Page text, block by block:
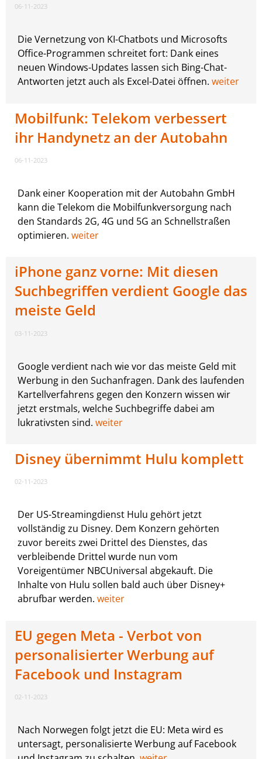
06-11-2023
Die Vernetzung von KI-Chatbots und Microsofts
Office-Programmen schreitet fort: Dank eines
neuen Windows-Updates lassen sich Bing-Chat-
Antworten jetzt auch als Excel-Datei öffnen. weiter
Mobilfunk: Telekom verbessert
ihr Handynetz an der Autobahn
06-11-2023
Dank einer Kooperation mit der Autobahn GmbH
kann die Telekom die Mobilfunkversorgung nach
den Standards 2G, 4G und 5G an Schnellstraßen
optimieren. weiter
iPhone ganz vorne: Mit diesen
Suchbegriffen verdient Google das
meiste Geld
03-11-2023
Google verdient nach wie vor das meiste Geld mit
Werbung in den Suchanfragen. Dank des laufenden
Kartellverfahrens gegen den Konzern wissen wir
jetzt erstmals, welche Suchbegriffe dabei am
lukrativsten sind. weiter
Disney übernimmt Hulu komplett
02-11-2023
Der US-Streamingdienst Hulu gehört jetzt
vollständig zu Disney. Dem Konzern gehörten
zuvor bereits zwei Drittel des Dienstes, das
verbleibende Drittel wurde nun vom
Voreigentümer NBCUniversal abgekauft. Die
Inhalte von Hulu sollen bald auch über Disney+
abrufbar werden. weiter
EU gegen Meta - Verbot von
personalisierter Werbung auf
Facebook und Instagram
02-11-2023
Nach Norwegen folgt jetzt die EU: Meta wird es
untersagt, personalisierte Werbung auf Facebook